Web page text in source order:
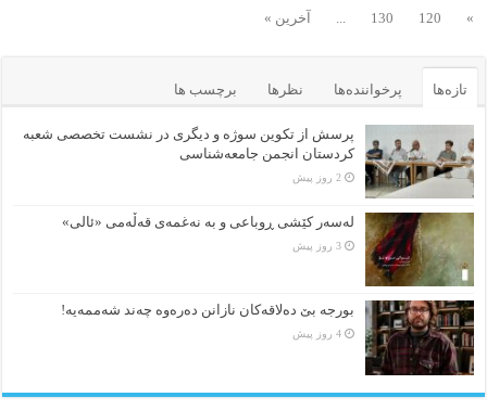
»
120
130
... آخرین »
تازه‌ها پرخواننده‌ها نظرها برچسب ها
پرسش از تکوین سوژه و دیگری در نشست تخصصی شعبه
کردستان انجمن جامعه‌شناسی
2 روز پیش
لەسەر کێشی ڕوباعی و به نەغمەی قەڵەمی «ئالی»
3 روز پیش
بورجە بێ دەلاقەکان نازانن دەرەوە چەند شەممەیە!
4 روز پیش